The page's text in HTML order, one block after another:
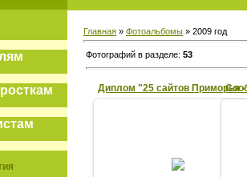
Главная » Фотоальбомы » 2009 год
Фотографий в разделе: 53